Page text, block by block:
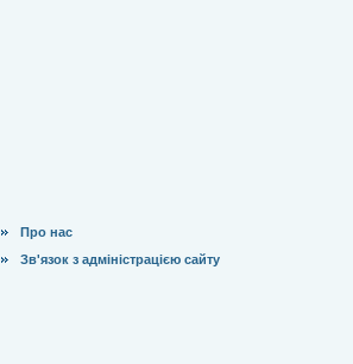
Про нас
Зв'язок з адміністрацією сайту